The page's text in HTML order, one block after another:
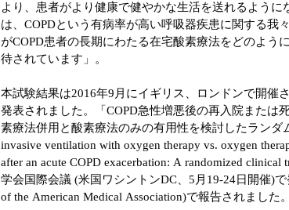
より、患者がより健康で健やかな生活を送れるよう
は、COPDという有病率が高い呼吸器疾患に関する我
がCOPD患者の長期にわたる在宅酸素療法をどのよう
待されています」。
本試験結果は2016年9月にイギリス、ロンドンで開催
発表されました。「COPD急性増悪後の再入院または
素療法併用と酸素療法のみの有用性を検討したランダ
invasive ventilation with oxygen therapy vs. oxygen
after an acute COPD exacerbation: A randomized
学会国際会議 (米国ワシントンDC、5月19-24日開催)
of the American Medical Association)で報告されました。